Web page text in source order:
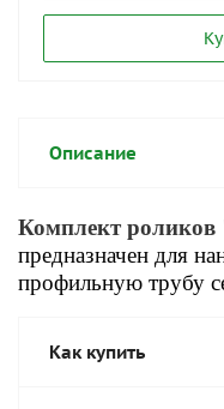
Описание
Комплект
предназначен для
профильную трубу
Как купить